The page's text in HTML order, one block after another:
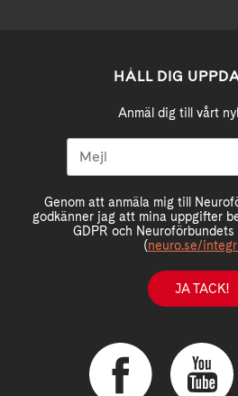
HÅLL DIG
Anmäl dig till vårt
Genom att anmäla mig till
godkänner jag att mina uppgifter
GDPR och
(neuro.se/
JA TACK!